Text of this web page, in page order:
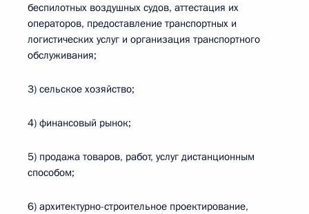
беспилотных воздушных судов, аттестация их
операторов, предоставление транспортных и
логистических услуг и организация транспортного
обслуживания;
3) сельское хозяйство;
4) финансовый рынок;
5) продажа товаров, работ, услуг дистанционным
способом;
6) архитектурно-строительное проектирование,